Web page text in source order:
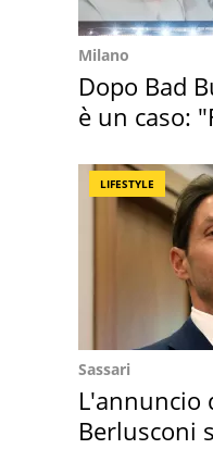
Milano
Dopo Bad
è un caso:
LIFESTYLE
Sassari
L'annuncio
Berlusconi